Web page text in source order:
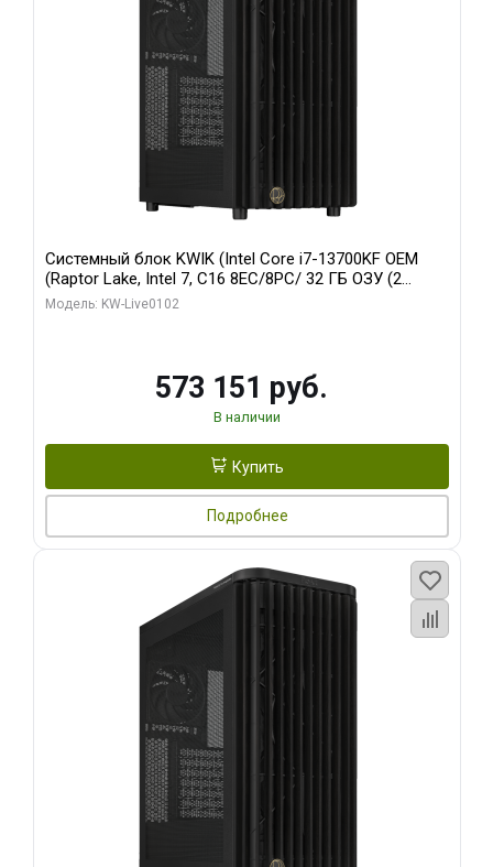
Системный блок KWIK (Intel Core i7-13700KF OEM
(Raptor Lake, Intel 7, C16 8EC/8PC/ 32 ГБ ОЗУ (2
модуля)/ Afox RTX4090 24GB GDDR6X 384-Bit 3xDP
Модель: KW-Live0102
573 151 руб.
В наличии
Купить
Подробнее